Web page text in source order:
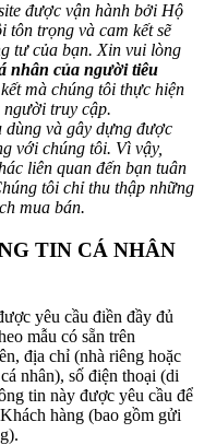
được vận hành bởi Hộ
trọng và cam kết sẽ
tư của bạn. Xin vui lòng
nhân của người tiêu
mà chúng tôi thực hiện
người truy cập.
dùng và gây dựng được
với chúng tôi. Vì vậy,
liên quan đến bạn tuân
tôi chỉ thu thập những
mua bán.
TIN CÁ NHÂN
yêu cầu điền đầy đủ
mẫu có sẵn trên
địa chỉ (nhà riêng hoặc
nhân), số điện thoại (di
tin này được yêu cầu để
hàng (bao gồm gửi